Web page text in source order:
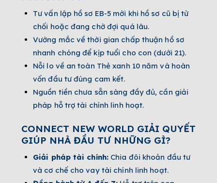
Tư vấn lập hồ sơ EB-5 mới khi hồ sơ cũ bị từ
chối hoặc đang chờ đợi quá lâu.
Vướng mắc về thời gian chấp thuận hồ sơ
nhanh chóng để kịp tuổi cho con (dưới 21).
Nỗi lo về an toàn Thẻ xanh 10 năm và hoàn
vốn đầu tư đúng cam kết.
Nguồn tiền chưa sẵn sàng đầy đủ, cần giải
pháp hỗ trợ tài chính linh hoạt.
CONNECT NEW WORLD GIẢI QUYẾT
GIÚP NHÀ ĐẦU TƯ NHỮNG GÌ?
Giải pháp tài chính: Chia đôi khoản đầu tư
và cơ chế cho vay tài chính linh hoạt.